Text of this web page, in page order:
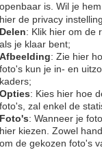
openbaar is. Wil je
hier de privacy
Delen: Klik hier om de
als je klaar bent;
Afbeelding: Zie hier
foto's kun je in- en
kaders;
Opties: Kies hier hoe
foto's, zal enkel de
Foto's: Wanneer je
hier kiezen. Zowel
om de gekozen foto's